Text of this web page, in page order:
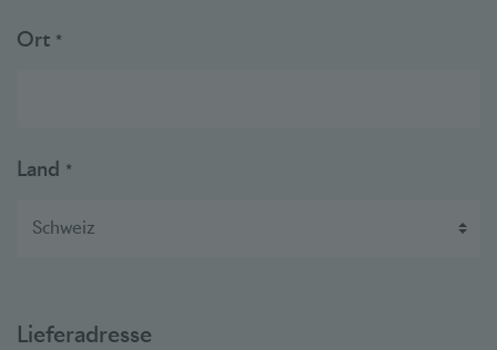
Ort *
Land *
Lieferadresse